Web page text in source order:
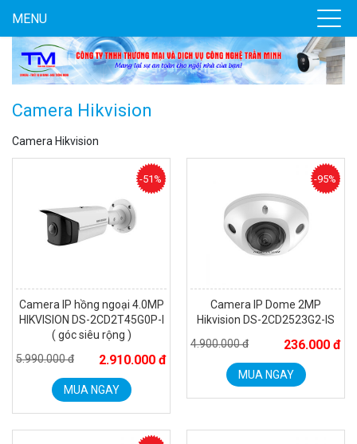
MENU
Camera Hikvision
Camera Hikvision
Camera IP hồng ngoại 4.0MP
HIKVISION DS-2CD2T45G0P-I
( góc siêu rộng )
5.990.000 đ
2.910.000 đ
-51%
MUA NGAY
Camera IP Dome 2MP
Hikvision DS-2CD2523G2-IS
4.900.000 đ
236.000 đ
-95%
MUA NGAY